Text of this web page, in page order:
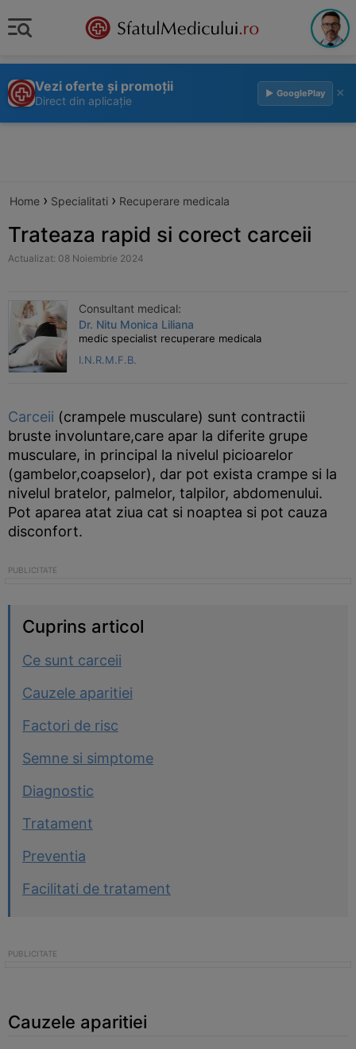
Vezi oferte și promoții
Direct din aplicație
▶ GooglePlay ×
Home › Specialitati › Recuperare medicala
Trateaza rapid si corect carceii
Actualizat: 08 Noiembrie 2024
Consultant medical:
Dr. Nitu Monica Liliana
medic specialist recuperare medicala
I.N.R.M.F.B.
Carceii (crampele musculare) sunt contractii
bruste involuntare,care apar la diferite grupe
musculare, in principal la nivelul picioarelor
(gambelor,coapselor), dar pot exista crampe si la
nivelul bratelor, palmelor, talpilor, abdomenului.
Pot aparea atat ziua cat si noaptea si pot cauza
disconfort.
Cuprins articol
Ce sunt carceii
Cauzele aparitiei
Factori de risc
Semne si simptome
Diagnostic
Tratament
Preventia
Facilitati de tratament
Cauzele aparitiei